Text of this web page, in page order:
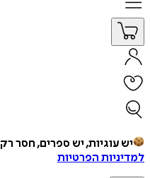
עוגיות, יש ספרים, חסר רק קפה.
הפרטיות